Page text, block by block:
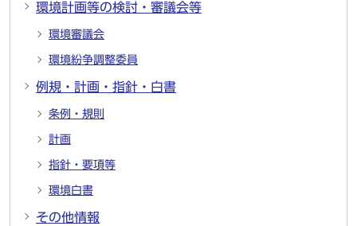
環境計画等の検討・審議会等
環境審議会
環境紛争調整委員
例規・計画・指針・白書
条例・規則
計画
指針・要項等
環境白書
その他情報